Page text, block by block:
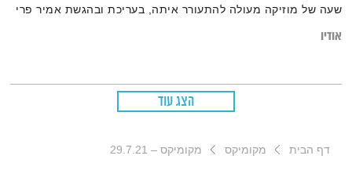
שעה של מוזיקה מעולה להתעורר איתה, בעריכת ובהגשת אמיר פרי
אודיו
הצג עוד
דף הבית מקומיקס מקומיקס – 29.7.21